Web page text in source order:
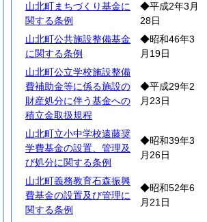
山北町まちづくり基金に
関する条例
◆平成2年3月
28日
山北町公共施設整備基金
に関する条例
◆昭和46年3
月19日
山北町公立学校施設整備
費補助金等に係る施設の
財産処分に伴う基金への
積立金取扱規程
◆平成29年2
月23日
山北町立小中学校遠藤奨
学費基金の設置、管理及
び処分に関する条例
◆昭和39年3
月26日
山北町義務教育石森振興
費基金の設置及び管理に
関する条例
◆昭和52年6
月21日